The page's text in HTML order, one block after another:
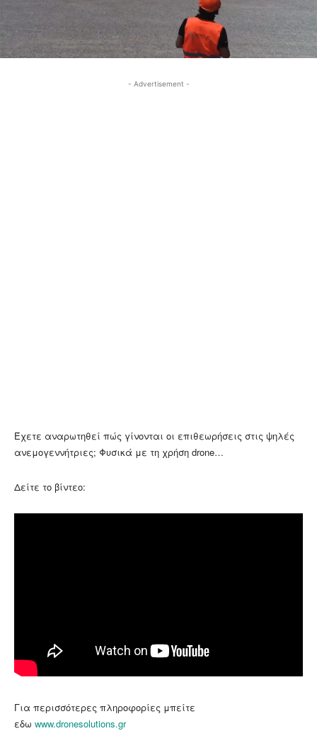
- Advertisement -
Έχετε αναρωτηθεί πώς γίνονται οι επιθεωρήσεις στις ψηλές
ανεμογεννήτριες; Φυσικά με τη χρήση drone…
Δείτε το βίντεο:
Για περισσότερες πληροφορίες μπείτε
εδω www.dronesolutions.gr